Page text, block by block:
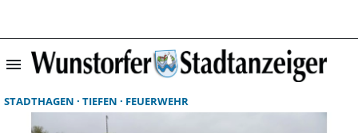
menu
STADTHAGEN TIEFEN FEUERWEHR